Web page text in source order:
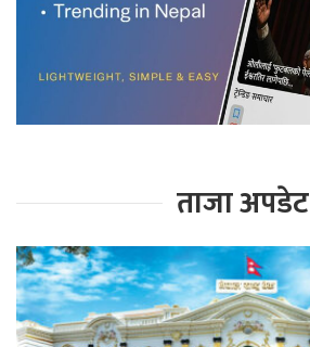
ताजा अपडेट